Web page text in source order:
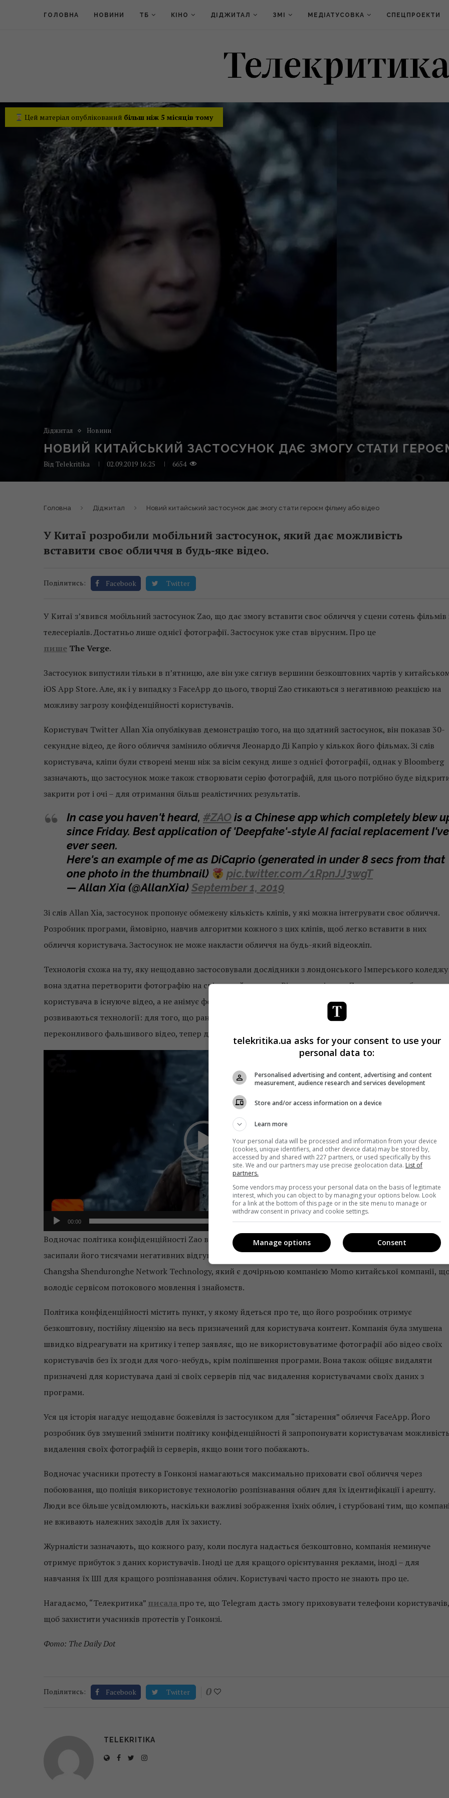
ГОЛОВНА НОВИНИ ТБ КІНО ДІДЖИТАЛ ЗМІ МЕДІАТУСОВКА СПЕЦПРОЕКТИ
Цей матеріал опублікований більш ніж 5 місяців тому
Діджитал Новини
НОВИЙ КИТАЙСЬКИЙ ЗАСТОСУНОК ДАЄ ЗМОГУ СТАТИ
Від Telekritika 02.09.2019 16:25 6654
Головна Діджитал Новий китайський застосунок дає змогу стати героєм фільму або відео
У Китаї розробили мобільний застосунок, який дає можливість
вставити своє обличчя в будь-яке відео.
Поділитись: Facebook Twitter
У Китаї з’явився мобільний застосунок Zao, що дає змогу вставити своє обличчя у сцени сотень фільмів
телесеріалів. Достатньо лише однієї фотографії. Застосунок уже став вірусним. Про це
пише The Verge.
Застосунок випустили тільки в п’ятницю, але він уже сягнув вершини безкоштовних чартів у
iOS App Store. Але, як і у випадку з FaceApp до цього, творці Zao стикаються з негативною реакцією на
можливу загрозу конфіденційності користувачів.
Користувач Twitter Allan Xia опублікував демонстрацію того, на що здатний застосунок, він показав 30-
секундне відео, де його обличчя замінило обличчя Леонардо Ді Капріо у кількох його фільмах. Зі слів
користувача, кліпи були створені менш ніж за вісім секунд лише з однієї фотографії, однак у Bloomberg
зазначають, що застосунок може також створювати серію фотографій, для цього потрібно буде
закрити рот і очі – для отримання більш реалістичних результатів.
In case you haven't heard, #ZAOis a Chinese app which completely blew
since Friday. Best application of 'Deepfake'-style AI facial replacement I've
ever seen.
Here's an example of me as DiCaprio (generated in under 8 secs from that
one photo in the thumbnail)
pic.twitter.com/1RpnJJ3wgT
— Allan Xia (@AllanXia)September 1, 2019
Зі слів Allan Xia, застосунок пропонує обмежену кількість кліпів, у які можна інтегрувати своє обличчя.
Розробник програми, ймовірно, навчив алгоритми кожного з цих кліпів, щоб легко вставити в них
обличчя користувача. Застосунок не може накласти обличчя на будь-який відеокліп.
Технологія схожа на ту, яку нещодавно застосовували дослідники з лондонського Імперського
вона здатна перетворити фотографію на співаючий портрет. Різниця в тім, що Zao вставляє зображення
користувача в існуюче відео, а не анімує фотографію безпосередньо. Проте, це демонструє, як швидко
розвиваються технології: для того, що раніше потребувало сотень зображень для створення
переконливого фальшивого відео, тепер достатньо одного зображення і з кращим результатом.
00:00 00:04
Водночас політика конфіденційності Zao викликала майже негативну реакцію з боку користувачів, які
засипали його тисячами негативних відгуків у App Store. У застосунку Zao зазначений розробник
Changsha Shenduronghe Network Technology, який є дочірньою компанією Momo китайської компанії,
володіє сервісом потокового мовлення і знайомств.
Політика конфіденційності містить пункт, у якому йдеться про те, що його розробник отримує
безкоштовну, постійну ліцензію на весь призначений для користувача контент. Компанія була змушена
швидко відреагувати на критику і тепер заявляє, що не використовуватиме фотографії або відео своїх
користувачів без їх згоди для чого-небудь, крім поліпшення програми. Вона також обіцяє видаляти
призначені для користувача дані зі своїх серверів під час видалення користувачами своїх даних з
програми.
Уся ця історія нагадує нещодавнє божевілля із застосунком для “зістарення” обличчя FaceApp. Його
розробник був змушений змінити політику конфіденційності й запропонувати користувачам можливість
видалення своїх фотографій із серверів, якщо вони того побажають.
Водночас учасники протесту в Гонконзі намагаються максимально приховати свої обличчя через
побоювання, що поліція використовує технологію розпізнавання облич для їх ідентифікації і арешту.
Люди все більше усвідомлюють, наскільки важливі зображення їхніх облич, і стурбовані тим, що
не вживають належних заходів для їх захисту.
Журналісти зазначають, що кожного разу, коли послуга надається безкоштовно, компанія неминуче
отримує прибуток з даних користувачів. Іноді це для кращого орієнтування реклами, іноді – для
навчання їх ШІ для кращого розпізнавання облич. Користувачі часто просто не знають про це.
Нагадаємо, “Телекритика” писала про те, що Telegram дасть змогу приховувати телефони користувачів,
щоб захистити учасників протестів у Гонконзі.
Фото: The Daily Dot
Поділитись: Facebook Twitter 0
TELEKRITIKA
telekritika.ua asks for your consent to use your
personal data to:
Personalised advertising and content, advertising and content
measurement, audience research and services development
Store and/or access information on a device
Learn more
Your personal data will be processed and information from your device
(cookies, unique identifiers, and other device data) may be stored by,
accessed by and shared with 227 partners, or used specifically by this
site. We and our partners may use precise geolocation data. List of
partners.
Some vendors may process your personal data on the basis of legitimate
interest, which you can object to by managing your options below. Look
for a link at the bottom of this page or in the site menu to manage or
withdraw consent in privacy and cookie settings.
Consent
Manage options